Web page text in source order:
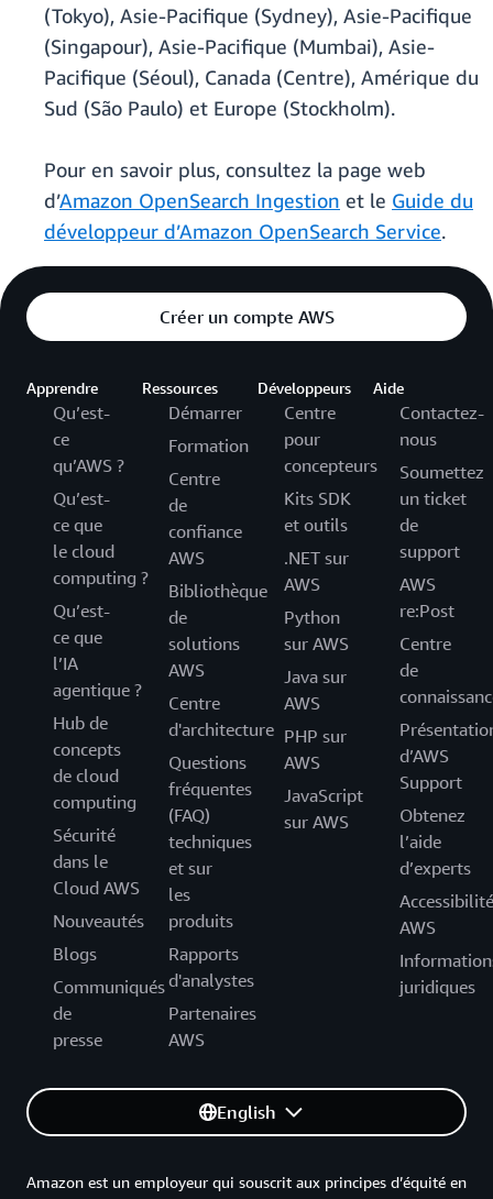
(Tokyo), Asie-Pacifique (Sydney), Asie-Pacifique
(Singapour), Asie-Pacifique (Mumbai), Asie-
Pacifique (Séoul), Canada (Centre), Amérique du
Sud (São Paulo) et Europe (Stockholm).
Pour en savoir plus, consultez la page web
d’Amazon OpenSearch Ingestion et le Guide du
développeur d’Amazon OpenSearch Service.
Créer un compte AWS
Apprendre
Qu’est-
ce
qu’AWS ?
Qu’est-
ce que
le cloud
computing ?
Qu’est-
ce que
l’IA
agentique ?
Hub de
concepts
de cloud
computing
Sécurité
dans le
Cloud AWS
Nouveautés
Blogs
Communiqués
de
presse
Ressources
Démarrer
Formation
Centre
de
confiance
AWS
Bibliothèque
de
solutions
AWS
Centre
d'architecture
Questions
fréquentes
(FAQ)
techniques
et sur
les
produits
Rapports
d'analystes
Partenaires
AWS
Développeurs
Centre
pour
concepteurs
Kits SDK
et outils
.NET sur
AWS
Python
sur AWS
Java sur
AWS
PHP sur
AWS
JavaScript
sur AWS
Aide
Contactez-
nous
Soumettez
un ticket
de
support
AWS
re:Post
Centre
de
d’AWS
Support
Obtenez
l’aide
d’experts
Accessibilité
AWS
juridiques
English
Amazon est un employeur qui souscrit aux principes d’équité en